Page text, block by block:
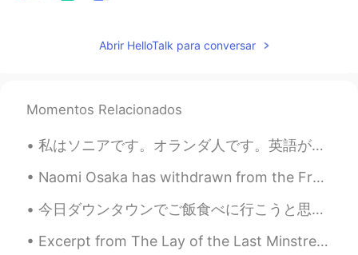
Abrir HelloTalk para conversar
Momentos Relacionados
私はソニアです。オランダ人です。英語ができます。オランダ語もできます。日本語少しできます。大学生です。 お仕事何ですか？ 👨‍💼👩‍💼 I learned how to say which ...
Naomi Osaka has withdrawn from the French Open after organizers fined her and threatened more sev...
今日ダウンタウンでご飯食べに行こうと思ったけど行きたい店人めっちゃ並んでたからやめた😥 変わりに近くにあるビーチ行ってDavieストリートでブラブラしてた。 1. おもろい立像見つけたwよく見た...
Excerpt from The Lay of the Last Minstrel by Sir Walter Scott. From Canto Sixth II O Caledonia...